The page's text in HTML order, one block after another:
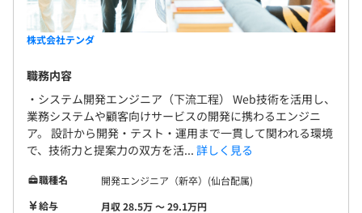
株式会社テンダ
職務内容
・システム開発エンジニア（下流工程） Web技術を活用し、
業務システムや顧客向けサービスの開発に携わるエンジニ
ア。 設計から開発・テスト・運用まで一貫して関われる環境
で、技術力と提案力の双方を活... 詳しく見る
職種名
開発エンジニア（新卒）(仙台配属)
給与
月収 28.5万 〜 29.1万円